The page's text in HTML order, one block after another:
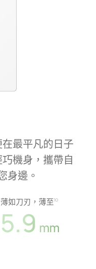
最平凡的日子
機身，攜帶自
身邊。
薄如刀刃，薄至10
5.9 mm